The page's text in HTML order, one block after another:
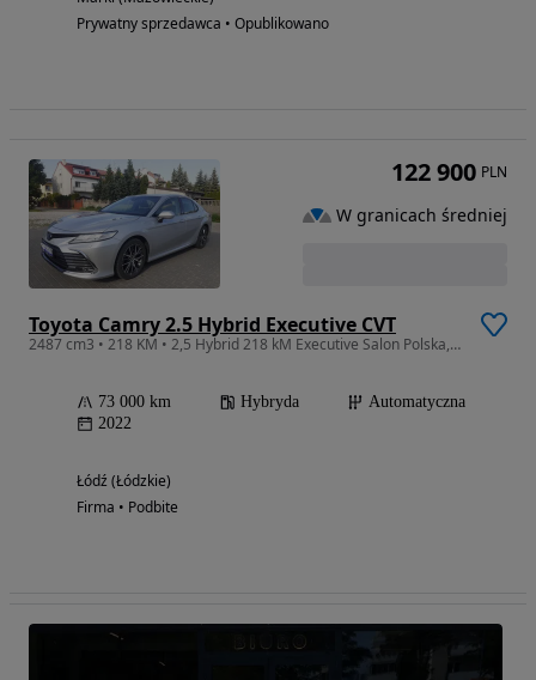
Prywatny sprzedawca • Opublikowano
Toyota Camry 2.5 Hybrid Executive CVT
2487 cm3 • 218 KM • 2,5 Hybrid 218 kM Executive Salon Polska, F-VAT, gwarancja
73 000 km Hybryda
Automatyczna
2022
Łódź (Łódzkie)
Firma • Podbite
122 900 PLN
W granicach średniej